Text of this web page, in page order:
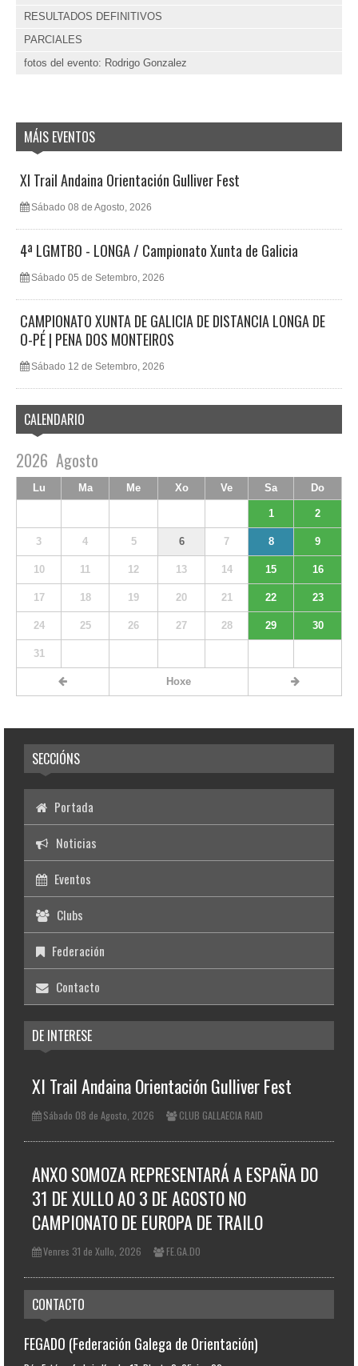
RESULTADOS DEFINITIVOS
PARCIALES
fotos del evento: Rodrigo Gonzalez
MÁIS EVENTOS
XI Trail Andaina Orientación Gulliver Fest
Sábado 08 de Agosto, 2026
4ª LGMTBO - LONGA / Campionato Xunta de Galicia
Sábado 05 de Setembro, 2026
CAMPIONATO XUNTA DE GALICIA DE DISTANCIA LONGA DE
O-PÉ | PENA DOS MONTEIROS
Sábado 12 de Setembro, 2026
CALENDARIO
2026 Agosto
Lu Ma Me Xo Ve Sa Do
1 2
3 4 5 6 7 8 9
10 11 12 13 14 15 16
17 18 19 20 21 22 23
24 25 26 27 28 29 30
31
Hoxe
SECCIÓNS
Portada
Noticias
Eventos
Clubs
Federación
Contacto
DE INTERESE
XI Trail Andaina Orientación Gulliver Fest
Sábado 08 de Agosto, 2026 CLUB GALLAECIA RAID
ANXO SOMOZA REPRESENTARÁ A ESPAÑA DO
31 DE XULLO AO 3 DE AGOSTO NO
CAMPIONATO DE EUROPA DE TRAILO
Venres 31 de Xullo, 2026 FE.GA.DO
CONTACTO
FEGADO (Federación Galega de Orientación)